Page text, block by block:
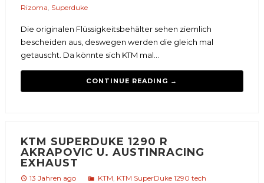
Rizoma Superduke
Die originalen Flüssigkeitsbehälter sehen ziemlich
bescheiden aus, deswegen werden die gleich mal
getauscht. Da könnte sich KTM mal...
CONTINUE READING →
KTM SUPERDUKE 1290 R
AKRAPOVIC U. AUSTINRACING
EXHAUST
13 Jahren ago KTM KTM SuperDuke 1290 tech